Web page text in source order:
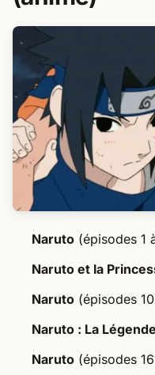
Naruto (épisodes 1
Naruto et la
Naruto (épisodes
Naruto : La
Naruto (épisodes